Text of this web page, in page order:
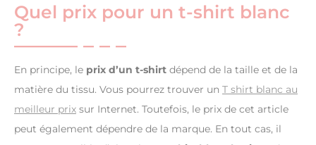
Quel prix pour un t-shirt blanc
?
En principe, le prix d’un t-shirt dépend de la taille et de la
matière du tissu. Vous pourrez trouver un T shirt blanc au
meilleur prix sur Internet. Toutefois, le prix de cet article
peut également dépendre de la marque. En tout cas, il